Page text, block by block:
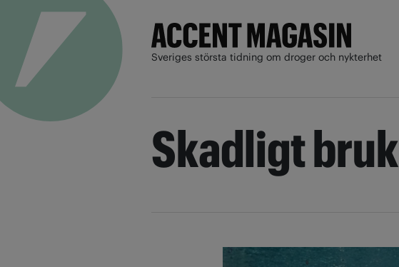
Sveriges största tidning om droger och nykterhet
Skadligt bruk